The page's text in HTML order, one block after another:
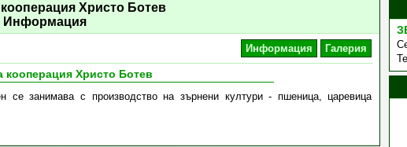
Христо Ботев
Информация
Информация Галерия
кооперация Христо Ботев
се занимава с производство на зърнени култури - пшеница, царевица